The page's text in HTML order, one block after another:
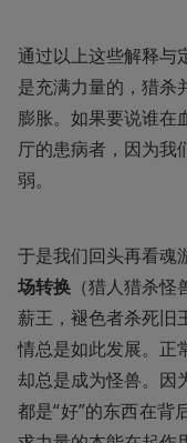
通过以上这些解释与
是充满力量的，猎杀
膨胀。如果要说谁在
厅的患病者，因为我
弱。
于是我们回头再看魂
场转换 （猎人猎杀
薪王，褪色者杀死旧
情总是如此发展。正
却总是成为怪兽。因
都是“好”的东西在背